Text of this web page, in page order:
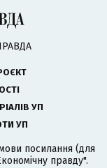
УП
УП
посилання (для
правду".